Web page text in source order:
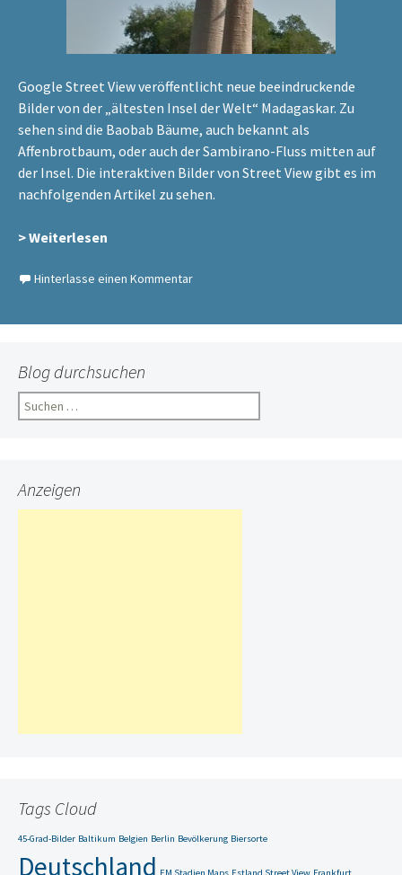
Google Street View veröffentlicht neue beeindruckende
Bilder von der „ältesten Insel der Welt“ Madagaskar. Zu
sehen sind die Baobab Bäume, auch bekannt als
Affenbrotbaum, oder auch der Sambirano-Fluss mitten auf
der Insel. Die interaktiven Bilder von Street View gibt es im
nachfolgenden Artikel zu sehen.
> Weiterlesen
Hinterlasse einen Kommentar
Blog durchsuchen
Suchen
nach:
Anzeigen
Tags Cloud
45-Grad-Bilder Baltikum Belgien Berlin Bevölkerung Biersorte
Deutschland